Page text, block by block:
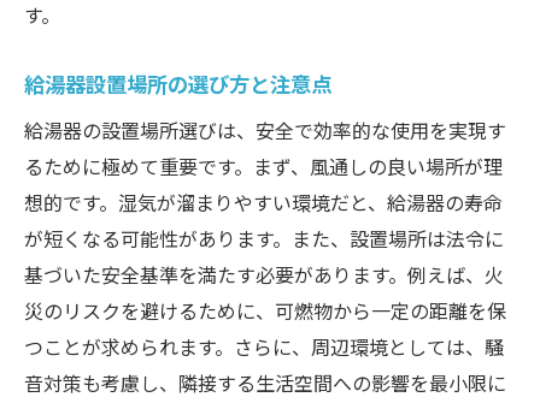
す。
給湯器設置場所の選び方と注意点
給湯器の設置場所選びは、安全で効率的な使用を実現す
るために極めて重要です。まず、風通しの良い場所が理
想的です。湿気が溜まりやすい環境だと、給湯器の寿命
が短くなる可能性があります。また、設置場所は法令に
基づいた安全基準を満たす必要があります。例えば、火
災のリスクを避けるために、可燃物から一定の距離を保
つことが求められます。さらに、周辺環境としては、騒
音対策も考慮し、隣接する生活空間への影響を最小限に